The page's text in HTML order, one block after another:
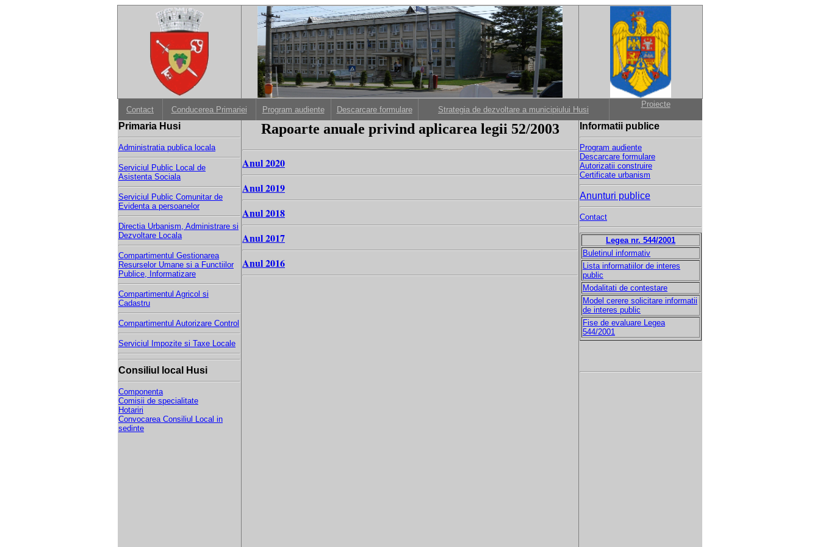
Contact Conducerea Primariei Program audiente Descarcare formulare Strategia de dezvoltare a municipiului Husi
Proiecte
Primaria Husi
Administratia publica locala
Serviciul Public Local de
Asistenta Sociala
Serviciul Public Comunitar de
Evidenta a persoanelor
Directia Urbanism, Administrare si
Dezvoltare Locala
Compartimentul Gestionarea
Resurselor Umane si a Functiilor
Publice, Informatizare
Compartimentul Agricol si
Cadastru
Compartimentul Autorizare Control
Serviciul Impozite si Taxe Locale
Consiliul local Husi
Componenta
Comisii de specialitate
Hotariri
Convocarea Consiliul Local in
sedinte
Rapoarte anuale privind aplicarea legii 52/2003
Anul 2020
Anul 2019
Anul 2018
Anul 2017
Anul 2016
Informatii publice
Program audiente
Descarcare formulare
Autorizatii construire
Certificate urbanism
Anunturi publice
Contact
Legea nr. 544/2001
Buletinul informativ
Lista informatiilor de interes
public
Modalitati de contestare
Model cerere solicitare informatii
de interes public
Fise de evaluare Legea
544/2001